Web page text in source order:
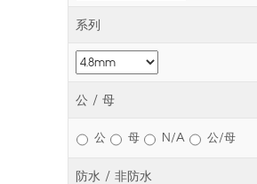
系列
公 / 母
公 母 N/A 公/母
防水 / 非防水